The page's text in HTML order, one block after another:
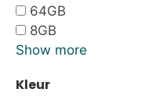
64GB
8GB
Show more
Kleur